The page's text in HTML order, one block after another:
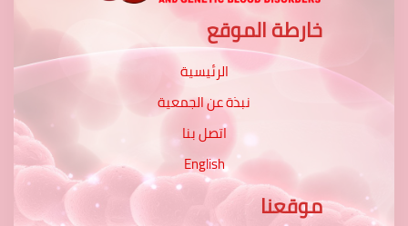
خارطة الموقع
الرئيسية
نبذة عن الجمعية
اتصل بنا
English
موقعنا